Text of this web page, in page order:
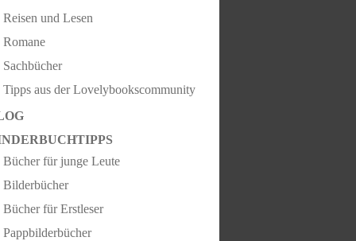
Reisen und Lesen
Romane
Sachbücher
Tipps aus der Lovelybookscommunity
Bücher für junge Leute
Bilderbücher
Bücher für Erstleser
Pappbilderbücher